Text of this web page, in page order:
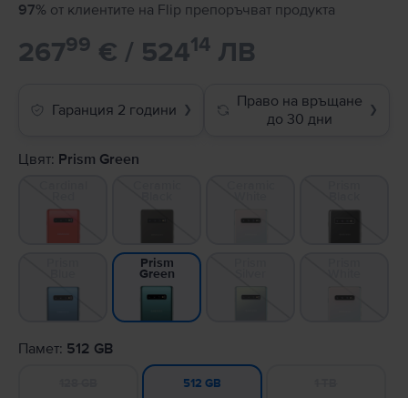
97% от клиентите на Flip препоръчват продукта
26799 € / 52414 ЛВ
Гаранция 2 години ❯
Право на връщане
до 30 дни
❯
Цвят: Prism Green
Prism
Green
Памет: 512 GB
512 GB